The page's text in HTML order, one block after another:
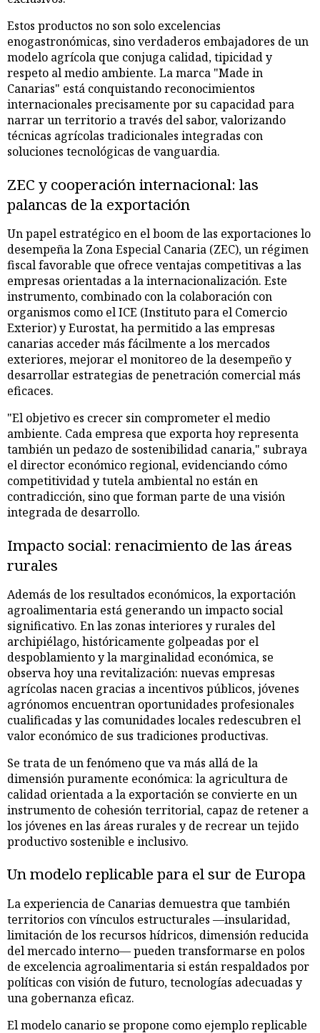
Estos productos no son solo excelencias
enogastronómicas, sino verdaderos embajadores de un
modelo agrícola que conjuga calidad, tipicidad y
respeto al medio ambiente. La marca "Made in
Canarias" está conquistando reconocimientos
internacionales precisamente por su capacidad para
narrar un territorio a través del sabor, valorizando
técnicas agrícolas tradicionales integradas con
soluciones tecnológicas de vanguardia.
ZEC y cooperación internacional: las
palancas de la exportación
Un papel estratégico en el boom de las exportaciones lo
desempeña la Zona Especial Canaria (ZEC), un régimen
fiscal favorable que ofrece ventajas competitivas a las
empresas orientadas a la internacionalización. Este
instrumento, combinado con la colaboración con
organismos como el ICE (Instituto para el Comercio
Exterior) y Eurostat, ha permitido a las empresas
canarias acceder más fácilmente a los mercados
exteriores, mejorar el monitoreo de la desempeño y
desarrollar estrategias de penetración comercial más
eficaces.
"El objetivo es crecer sin comprometer el medio
ambiente. Cada empresa que exporta hoy representa
también un pedazo de sostenibilidad canaria," subraya
el director económico regional, evidenciando cómo
competitividad y tutela ambiental no están en
contradicción, sino que forman parte de una visión
integrada de desarrollo.
Impacto social: renacimiento de las áreas
rurales
Además de los resultados económicos, la exportación
agroalimentaria está generando un impacto social
significativo. En las zonas interiores y rurales del
archipiélago, históricamente golpeadas por el
despoblamiento y la marginalidad económica, se
observa hoy una revitalización: nuevas empresas
agrícolas nacen gracias a incentivos públicos, jóvenes
agrónomos encuentran oportunidades profesionales
cualificadas y las comunidades locales redescubren el
valor económico de sus tradiciones productivas.
Se trata de un fenómeno que va más allá de la
dimensión puramente económica: la agricultura de
calidad orientada a la exportación se convierte en un
instrumento de cohesión territorial, capaz de retener a
los jóvenes en las áreas rurales y de recrear un tejido
productivo sostenible e inclusivo.
Un modelo replicable para el sur de Europa
La experiencia de Canarias demuestra que también
territorios con vínculos estructurales —insularidad,
limitación de los recursos hídricos, dimensión reducida
del mercado interno— pueden transformarse en polos
de excelencia agroalimentaria si están respaldados por
políticas con visión de futuro, tecnologías adecuadas y
una gobernanza eficaz.
El modelo canario se propone como ejemplo replicable